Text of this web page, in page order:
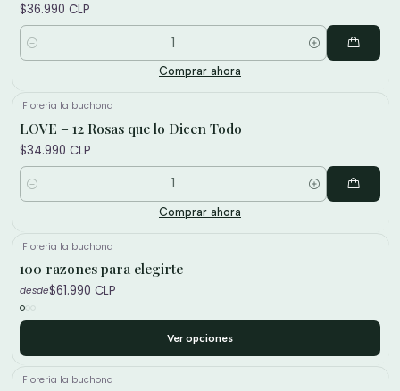
$36.990 CLP
Cantidad
Comprar ahora
|Floreria la buchona
LOVE – 12 Rosas que lo Dicen Todo
$34.990 CLP
Cantidad
Comprar ahora
|Floreria la buchona
100 razones para elegirte
desde$61.990 CLP
Ver opciones
|Floreria la buchona